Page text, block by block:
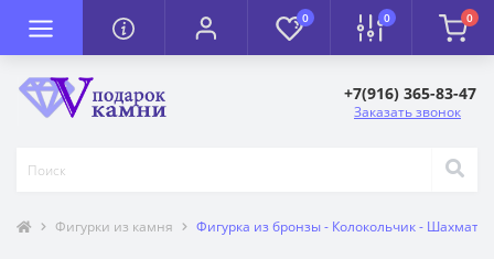
0 0 0
+7(916) 365-83-47
Заказать звонок
Фигурки из камня Фигурка из бронзы - Колокольчик -